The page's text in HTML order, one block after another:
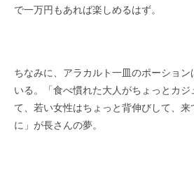
で一万円もあれば楽しめるはず。
ちなみに、アラカルト一皿のポーショ
いる。
「食べ慣れた大人がちょっとカジ
て、若い女性はちょっと背伸びして、
に」が長さんの夢。